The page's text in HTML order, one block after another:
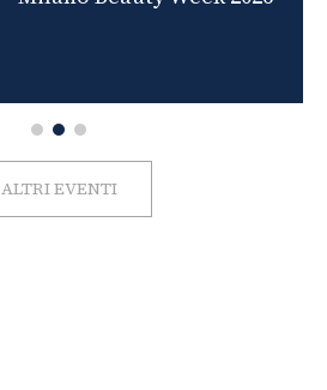
ALTRI EVENTI